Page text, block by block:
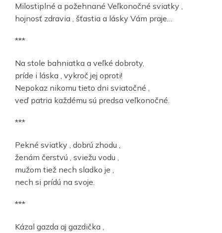
Milostiplné a požehnané Veľkonočné sviatky ,
hojnosť zdravia , šťastia a lásky Vám praje…
***
Na stole bahniatka a veľké dobroty,
príde i láska , vykroč jej oproti!
Nepokaz nikomu tieto dni sviatočné ,
veď patria každému sú predsa veľkonočné.
***
Pekné sviatky , dobrú zhodu ,
ženám čerstvú , sviežu vodu ,
mužom tiež nech sladko je ,
nech si prídú na svoje.
***
Kázal gazda aj gazdička ,